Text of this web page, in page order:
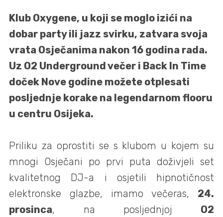
Klub Oxygene, u koji se moglo izići na
dobar party ili jazz svirku, zatvara svoja
vrata Osječanima nakon 16 godina rada.
Uz O2 Underground večer i Back In Time
doček Nove godine možete otplesati
posljednje korake na legendarnom flooru
u centru Osijeka.
Priliku za oprostiti se s klubom u kojem su
mnogi Osječani po prvi puta doživjeli set
kvalitetnog DJ-a i osjetili hipnotičnost
elektronske glazbe, imamo večeras, 24.
prosinca, na posljednjoj O2